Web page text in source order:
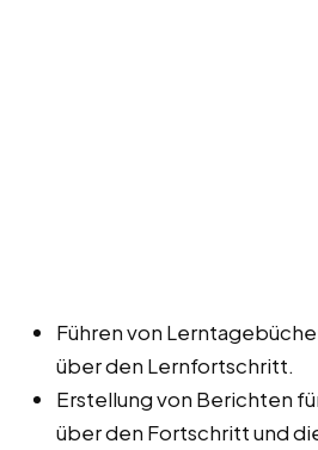
Führen von
über den Lernfortschritt.
Erstellung von Berichten
über den Fortschritt und